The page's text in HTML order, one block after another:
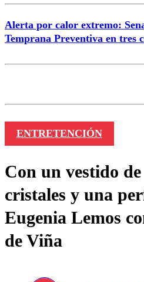
Alerta por calor extremo:
Temprana Preventiva en tres
ENTRETENCIÓN
Con un vestido
cristales y una
Eugenia Lemos
de Viña